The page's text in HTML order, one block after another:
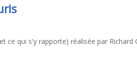
qui s'y rapporte) réalisée par Richard